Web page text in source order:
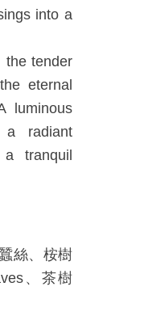
into a
the tender
eternal
luminous
radiant
tranquil
絲、桉樹
、茶樹